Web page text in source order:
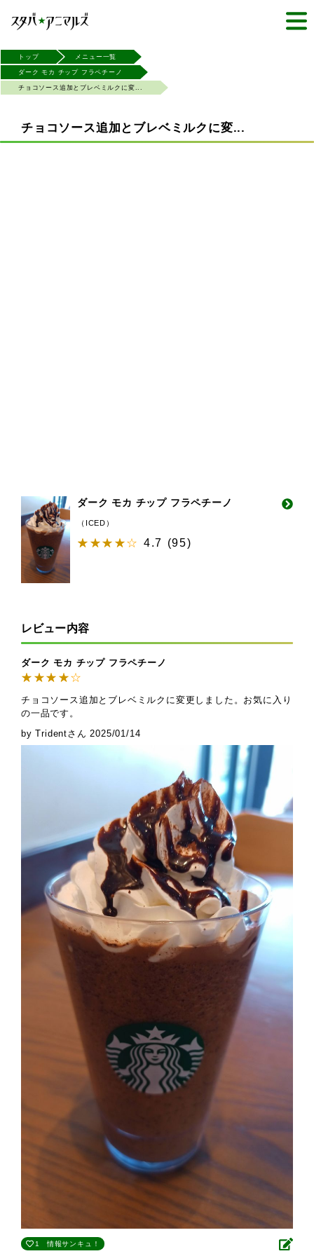
トップ メニュー一覧
ダーク モカ チップ フラペチーノ
チョコソース追加とブレベミルクに変...
チョコソース追加とブレベミルクに変...
ダーク モカ チップ フラペチーノ
（ICED）
4.7 (95)
レビュー内容
ダーク モカ チップ フラペチーノ
チョコソース追加とブレベミルクに変更しました。お気に入り
の一品です。
by Tridentさん 2025/01/14
1 情報サンキュ！